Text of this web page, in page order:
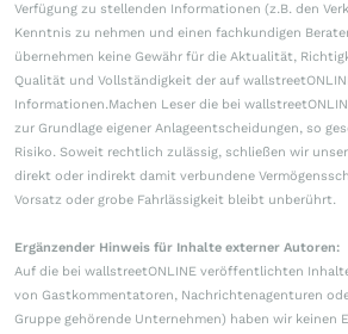
Verfügung zu stellenden Informationen (z.B. den
Kenntnis zu nehmen und einen fachkundigen
übernehmen keine Gewähr für die Aktualität,
Qualität und Vollständigkeit der auf
Informationen.Machen Leser die bei
zur Grundlage eigener Anlageentscheidungen, so
Risiko. Soweit rechtlich zulässig, schließen wir
direkt oder indirekt damit verbundene
Vorsatz oder grobe Fahrlässigkeit bleibt unberührt.
Ergänzender Hinweis für Inhalte externer Autoren:
Auf die bei wallstreetONLINE veröffentlichten
von Gastkommentatoren, Nachrichtenagenturen
Gruppe gehörende Unternehmen) haben wir keinen